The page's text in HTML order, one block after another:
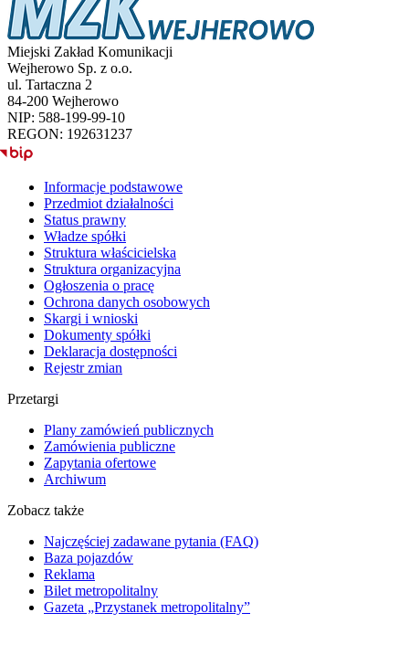
Miejski Zakład Komunikacji
Wejherowo Sp. z o.o.
ul. Tartaczna 2
84-200 Wejherowo
NIP: 588-199-99-10
REGON: 192631237
Informacje podstawowe
Przedmiot działalności
Status prawny
Władze spółki
Struktura właścicielska
Struktura organizacyjna
Ogłoszenia o pracę
Ochrona danych osobowych
Skargi i wnioski
Dokumenty spółki
Deklaracja dostępności
Rejestr zmian
Przetargi
Plany zamówień publicznych
Zamówienia publiczne
Zapytania ofertowe
Archiwum
Zobacz także
Najczęściej zadawane pytania (FAQ)
Baza pojazdów
Reklama
Bilet metropolitalny
Gazeta „Przystanek metropolitalny”